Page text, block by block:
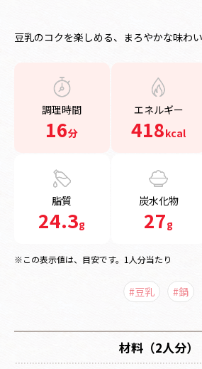
豆乳のコクを楽しめる、まろやかな味わい
調理時間
16分
エネルギー
418kcal
脂質
24.3g
炭水化物
27g
※この表示値は、目安です。1人分当たり
#豆乳 #鍋
材料（2人分）